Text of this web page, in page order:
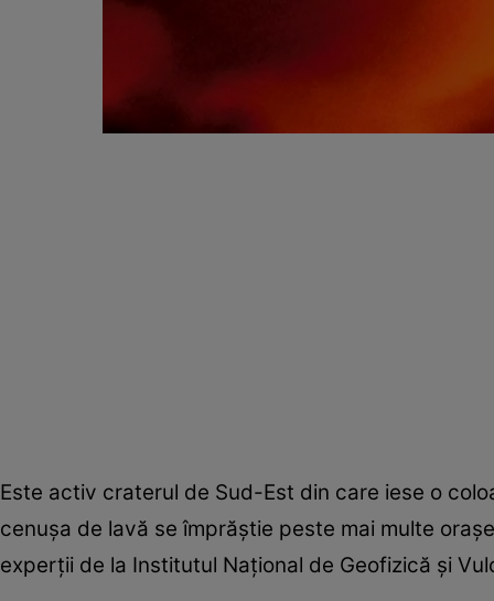
Este activ craterul de Sud-Est din care iese o
cenușa de lavă se împrăștie peste mai multe
experții de la Institutul Național de Geofizică și